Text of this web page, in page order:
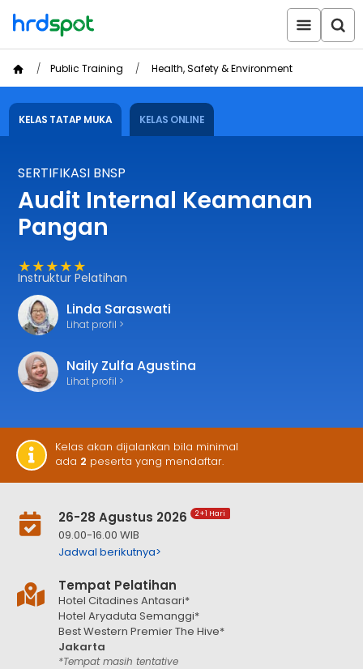
Public Training Health, Safety & Environment
KELAS TATAP MUKA KELAS ONLINE
SERTIFIKASI BNSP
Audit Internal Keamanan
Pangan
★★★★★
Instruktur Pelatihan
Linda Saraswati
Lihat profil >
Naily Zulfa Agustina
Lihat profil >
Kelas akan dijalankan bila minimal
ada 2 peserta yang mendaftar.
26-28 Agustus 2026 2+1 Hari
09.00-16.00 WIB
Jadwal berikutnya>
Tempat Pelatihan
Hotel Citadines Antasari*
Hotel Aryaduta Semanggi*
Best Western Premier The Hive*
Jakarta
*Tempat masih tentative